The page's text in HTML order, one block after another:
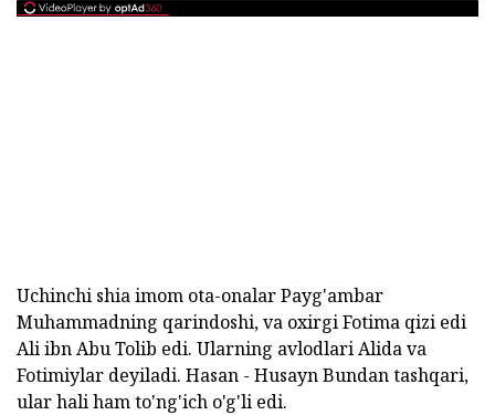
Uchinchi shia imom ota-onalar Payg'ambar
Muhammadning qarindoshi, va oxirgi Fotima qizi edi
Ali ibn Abu Tolib edi. Ularning avlodlari Alida va
Fotimiylar deyiladi. Hasan - Husayn Bundan tashqari,
ular hali ham to'ng'ich o'g'li edi.